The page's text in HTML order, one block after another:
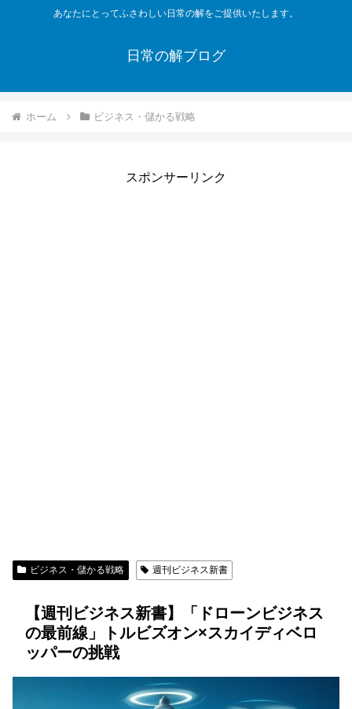
あなたにとってふさわしい日常の解をご提供いたします。
日常の解ブログ
ホーム ビジネス・儲かる戦略
スポンサーリンク
ビジネス・儲かる戦略 週刊ビジネス新書
【週刊ビジネス新書】「ドローンビジネス
の最前線」トルビズオン×スカイディベロ
ッパーの挑戦